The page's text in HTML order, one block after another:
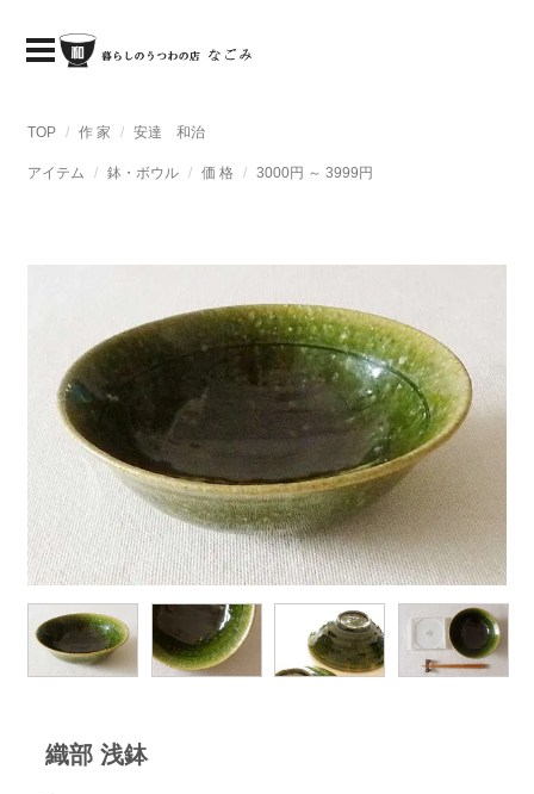
TOP 作 家 安達 和治
アイテム 鉢・ボウル 価 格 3000円 ～ 3999円
織部 浅鉢